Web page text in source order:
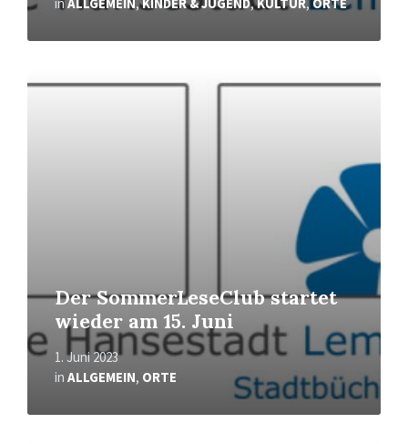
Der SommerLeseClub startet
wieder am 15. Juni
1. Juni 2023
in ALLGEMEIN, ORTE
erfahren